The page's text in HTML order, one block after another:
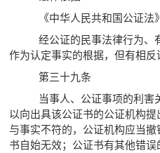
《中华人民共和国公证法
经公证的民事法律行为、
作为认定事实的根据，但有相反
第三十九条
当事人、公证事项的利害
以向出具该公证书的公证机构
与事实不符的，公证机构应当
书自始无效；公证书有其他错误